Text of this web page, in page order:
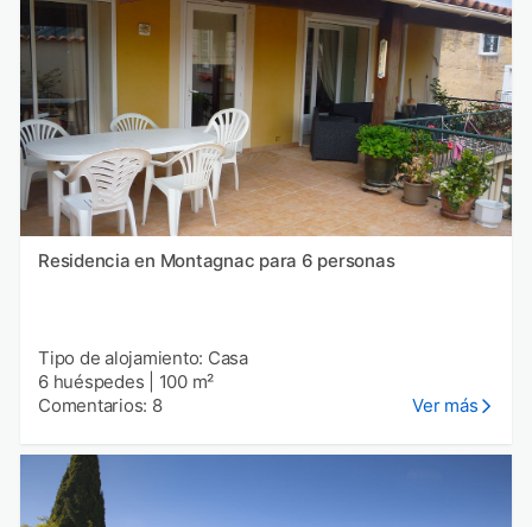
Residencia en Montagnac para 6 personas
Tipo de alojamiento: Casa
6 huéspedes
100 m²
Comentarios: 8
Ver más